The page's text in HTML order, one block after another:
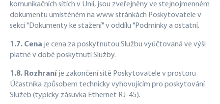
komunikačních sítích v Unii, jsou zveřejněny ve stejnojmenném
dokumentu umístěném na www stránkách Poskytovatele v
sekci "Dokumenty ke stažení" v oddílu "Podmínky a ostatní.
1.7. Cena je cena za poskytnutou Službu vyúčtovaná ve výši
platné v době poskytnutí Služby.
1.8. Rozhraní je zakončení sítě Poskytovatele v prostoru
Účastníka způsobem technicky vyhovujícím pro poskytování
Služeb (typicky zásuvka Ethernet RJ-45).